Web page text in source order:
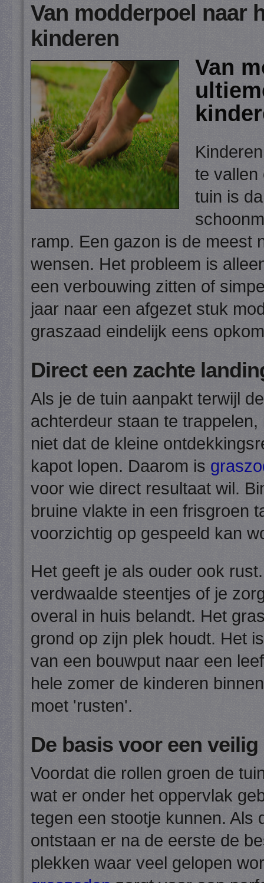
Van modderpoel naar
kinderen
Van
te vallen
tuin is
ramp. Een gazon is de meest
wensen. Het probleem is
een verbouwing zitten of
jaar naar een afgezet stuk
graszaad eindelijk eens
Direct een zachte
Als je de tuin aanpakt terwijl
achterdeur staan te
niet dat de kleine
kapot lopen. Daarom is
voor wie direct resultaat wil.
bruine vlakte in een frisgroen
voorzichtig op gespeeld kan
Het geeft je als ouder ook
verdwaalde steentjes of je
overal in huis belandt. Het
grond op zijn plek houdt. Het
van een bouwput naar een
hele zomer de kinderen
moet 'rusten'.
De basis voor een veilig
Voordat die rollen groen de
wat er onder het oppervlak
tegen een stootje kunnen. Als
ontstaan er na de eerste de
plekken waar veel gelopen